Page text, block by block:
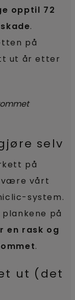
opptil 72
.
på
ut år etter
selv
på
være vårt
system.
på
en rask og
.
ut (det